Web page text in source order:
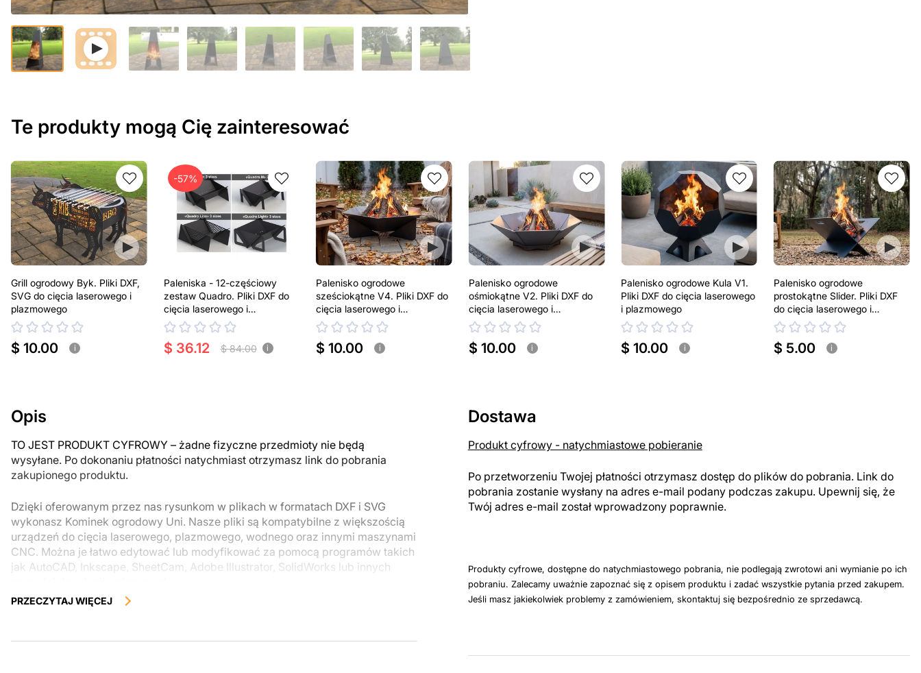
Te produkty mogą Cię zainteresować
Grill ogrodowy Byk. Pliki DXF,
SVG do cięcia laserowego i
plazmowego
$ 10.00 i
-57%
Paleniska - 12-częściowy
zestaw Quadro. Pliki DXF do
cięcia laserowego i
plazmowego
$ 36.12 $ 84.00 i
Palenisko ogrodowe
sześciokątne V4. Pliki DXF do
cięcia laserowego i
plazmowego
$ 10.00 i
Palenisko ogrodowe
ośmiokątne V2. Pliki DXF do
cięcia laserowego i
plazmowego
$ 10.00 i
Palenisko ogrodowe Kula V1.
Pliki DXF do cięcia laserowego
i plazmowego
$ 10.00 i
Palenisko ogrodowe
prostokątne Slider. Pliki DXF
do cięcia laserowego i
plazmowego
$ 5.00 i
Opis
TO JEST PRODUKT CYFROWY – żadne fizyczne przedmioty nie będą
wysyłane. Po dokonaniu płatności natychmiast otrzymasz link do pobrania
zakupionego produktu.
Dzięki oferowanym przez nas rysunkom w plikach w formatach DXF i SVG
wykonasz Kominek ogrodowy Uni. Nasze pliki są kompatybilne z większością
urządzeń do cięcia laserowego, plazmowego, wodnego oraz innymi maszynami
CNC. Można je łatwo edytować lub modyfikować za pomocą programów takich
jak AutoCAD, Inkscape, SheetCam, Adobe Illustrator, SolidWorks lub innych
zostały zaprojektowane z myślą o nowoczesnej estetyce i łatwym montażu, aby
PRZECZYTAJ WIĘCEJ
Dostawa
Produkt cyfrowy - natychmiastowe pobieranie
Po przetworzeniu Twojej płatności otrzymasz dostęp do plików do pobrania. Link do
pobrania zostanie wysłany na adres e-mail podany podczas zakupu. Upewnij się, że
Twój adres e-mail został wprowadzony poprawnie.
Produkty cyfrowe, dostępne do natychmiastowego pobrania, nie podlegają zwrotowi ani wymianie po ich
pobraniu. Zalecamy uważnie zapoznać się z opisem produktu i zadać wszystkie pytania przed zakupem.
Jeśli masz jakiekolwiek problemy z zamówieniem, skontaktuj się bezpośrednio ze sprzedawcą.